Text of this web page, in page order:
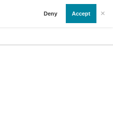
Deny Accept ×